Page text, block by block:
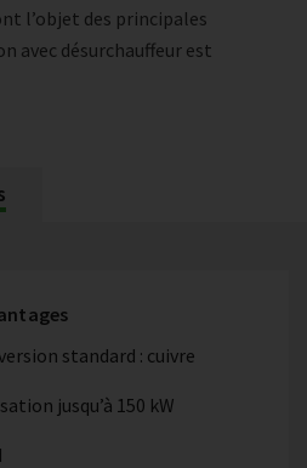
l’objet des principales
avec désurchauffeur est
standard : cuivre
jusqu’à 150 kW